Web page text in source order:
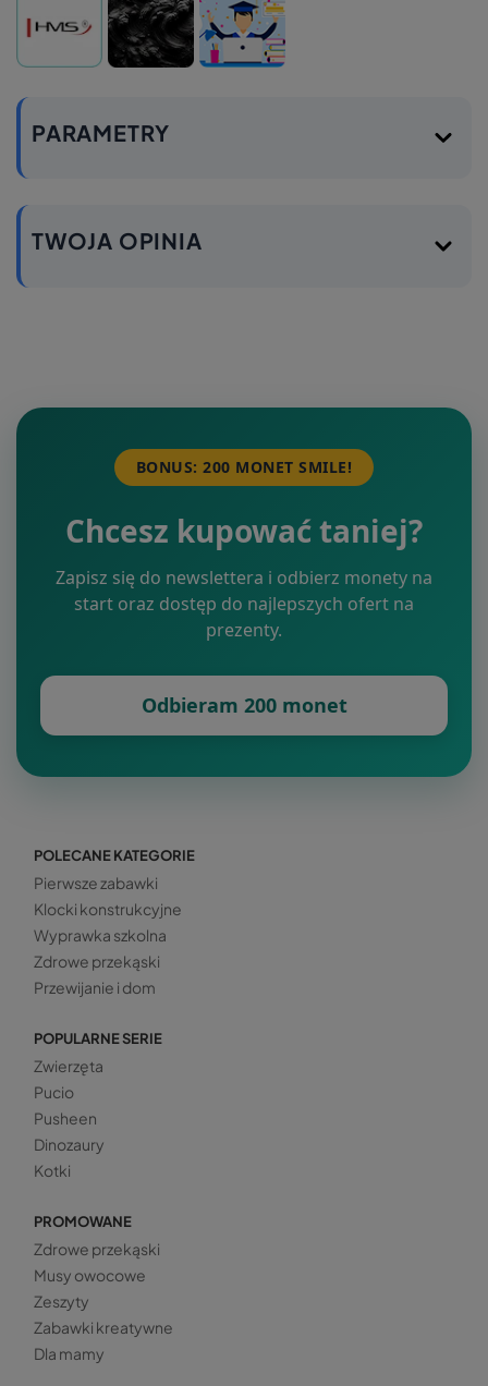
PARAMETRY
TWOJA OPINIA
BONUS: 200 MONET SMILE!
Chcesz kupować taniej?
Zapisz się do newslettera i odbierz monety na
start oraz dostęp do najlepszych ofert na
prezenty.
Odbieram 200 monet
POLECANE KATEGORIE
Pierwsze zabawki
Klocki konstrukcyjne
Wyprawka szkolna
Zdrowe przekąski
Przewijanie i dom
POPULARNE SERIE
Zwierzęta
Pucio
Pusheen
Dinozaury
Kotki
PROMOWANE
Zdrowe przekąski
Musy owocowe
Zeszyty
Zabawki kreatywne
Dla mamy